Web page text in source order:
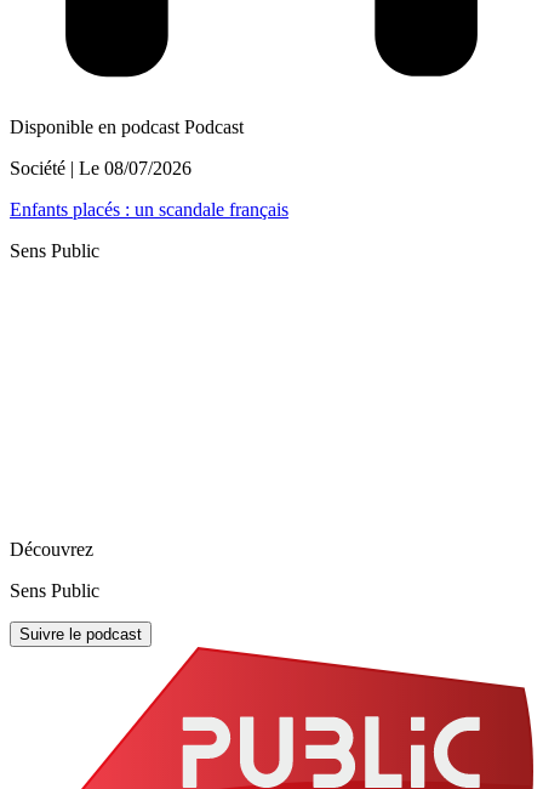
Disponible en podcast Podcast
Société | Le 08/07/2026
Enfants placés : un scandale français
Sens Public
Découvrez
Sens Public
Suivre le podcast